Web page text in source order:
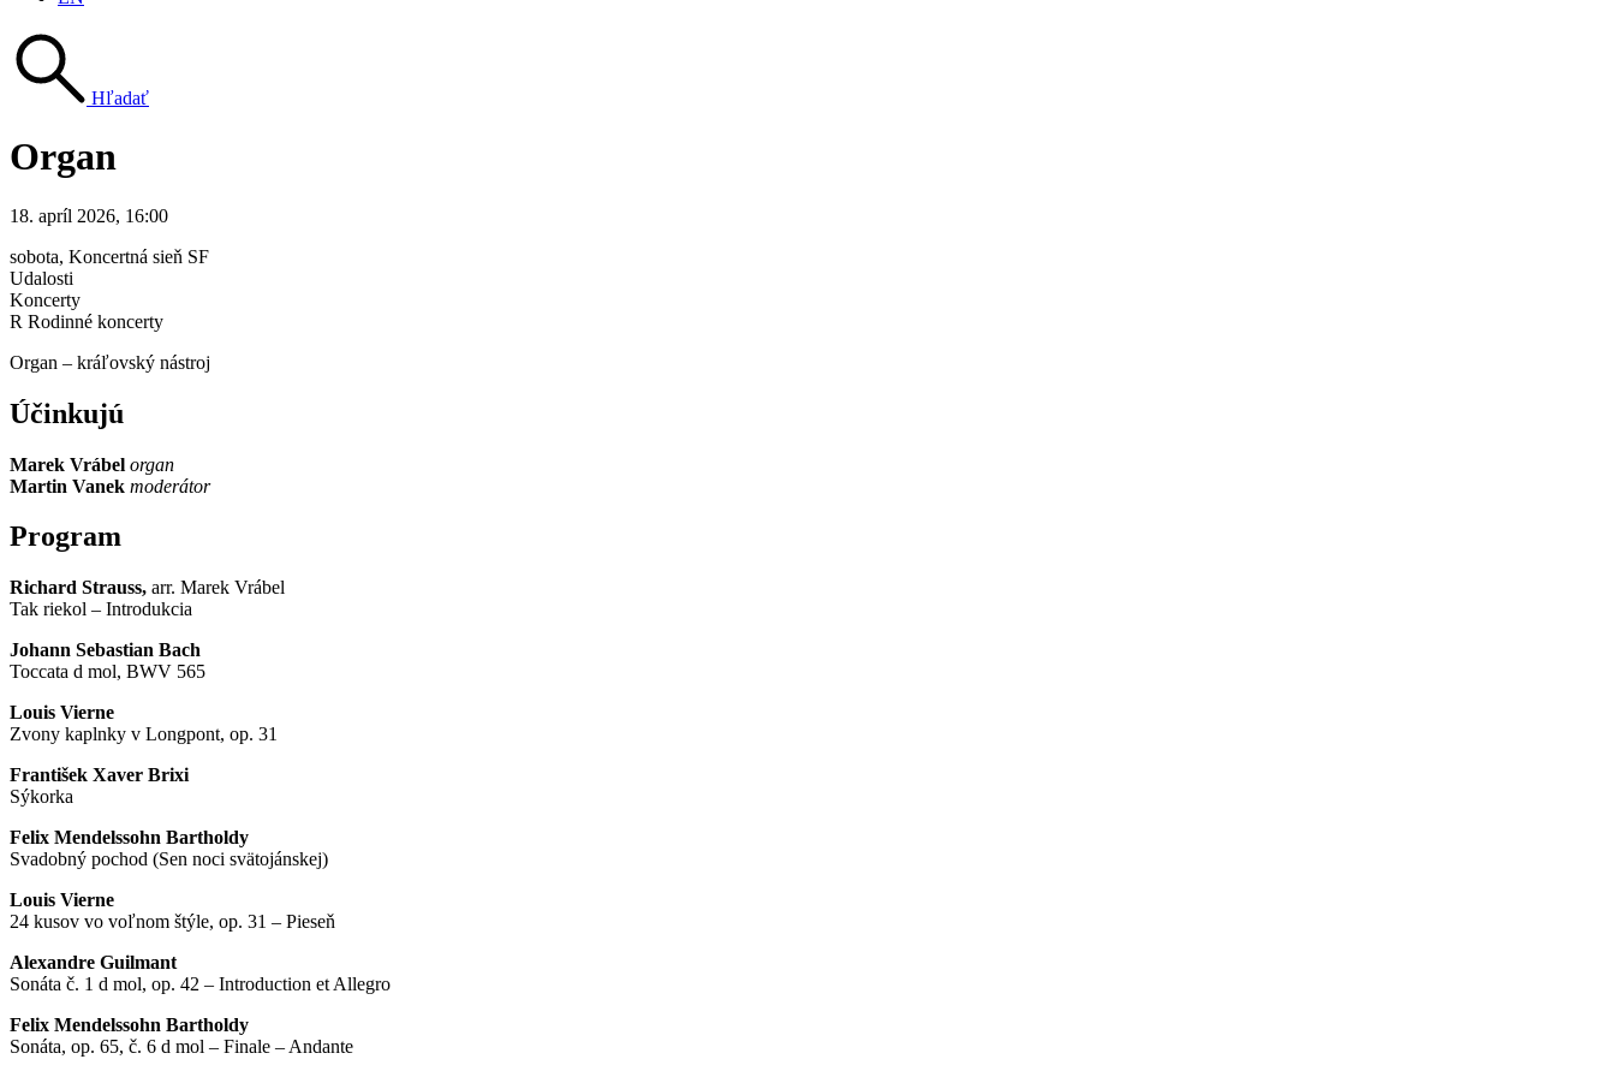
Hľadať
Organ
18. apríl 2026, 16:00
sobota, Koncertná sieň SF
Udalosti
Koncerty
R Rodinné koncerty
Organ – kráľovský nástroj
Účinkujú
Marek Vrábel organ
Martin Vanek moderátor
Program
Richard Strauss, arr. Marek Vrábel
Tak riekol – Introdukcia
Johann Sebastian Bach
Toccata d mol, BWV 565
Louis Vierne
Zvony kaplnky v Longpont, op. 31
František Xaver Brixi
Sýkorka
Felix Mendelssohn Bartholdy
Svadobný pochod (Sen noci svätojánskej)
Louis Vierne
24 kusov vo voľnom štýle, op. 31 – Pieseň
Alexandre Guilmant
Sonáta č. 1 d mol, op. 42 – Introduction et Allegro
Felix Mendelssohn Bartholdy
Sonáta, op. 65, č. 6 d mol – Finale – Andante